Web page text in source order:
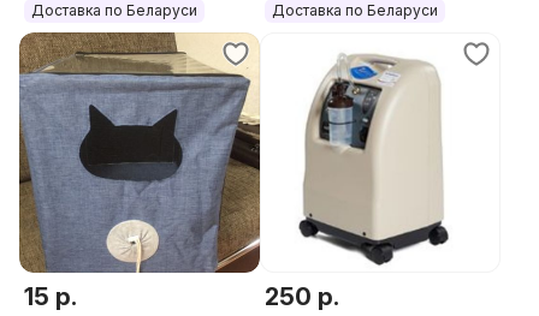
Доставка по Беларуси Доставка по Беларуси
15 р. 250 р.